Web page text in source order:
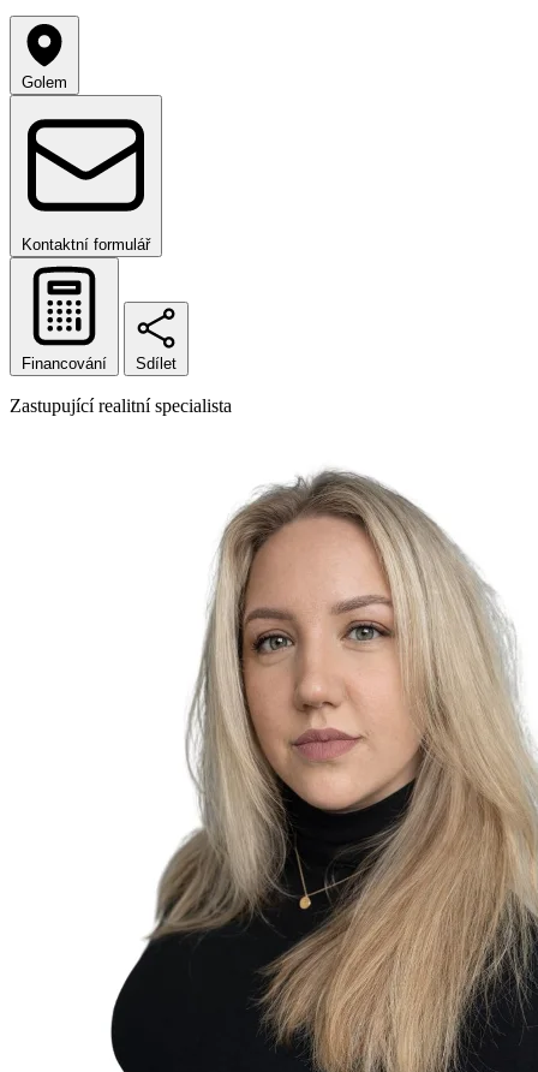
Golem
Kontaktní formulář
Financování Sdílet
Zastupující realitní specialista